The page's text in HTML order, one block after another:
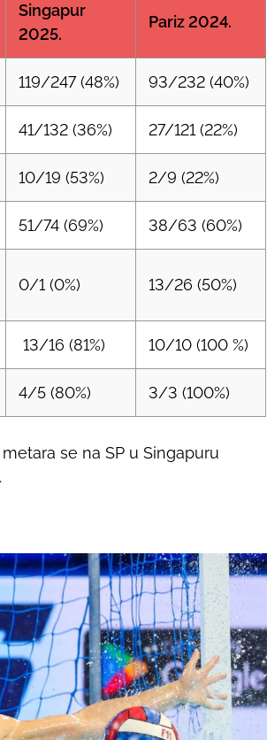
Singapur
2025.
Pariz 2024.
119/247 (48%) 93/232 (40%)
41/132 (36%) 27/121 (22%)
10/19 (53%) 2/9 (22%)
51/74 (69%) 38/63 (60%)
0/1 (0%) 13/26 (50%)
13/16 (81%) 10/10 (100 %)
4/5 (80%) 3/3 (100%)
se na SP u Singapuru